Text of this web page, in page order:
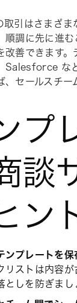
取引はさまざ
順調に先に進
改善できます
Salesforce な
、セールスチ
プ
談
ン
ンプレートを保
リストは内容
としを防ぎまし